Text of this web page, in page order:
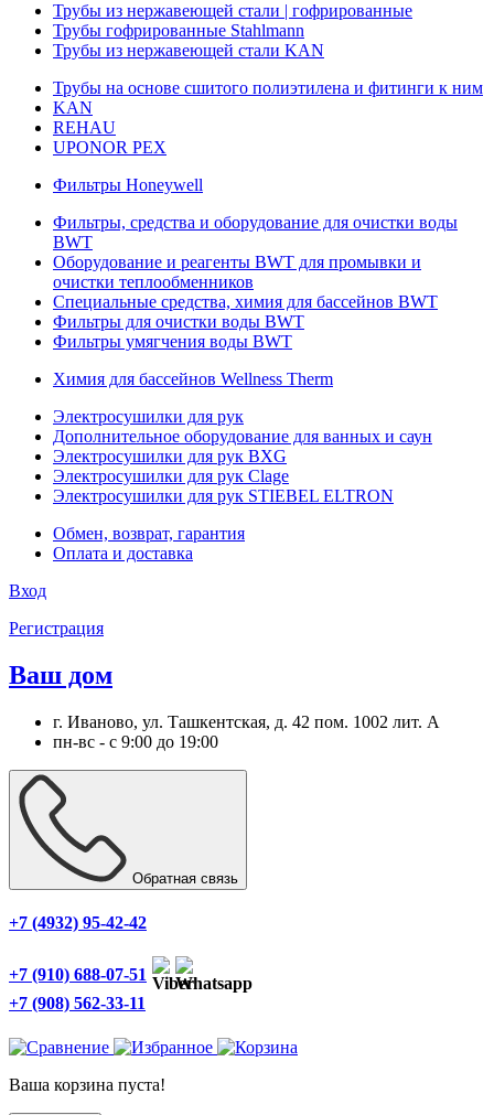
Трубы из нержавеющей стали | гофрированные
Трубы гофрированные Stahlmann
Трубы из нержавеющей стали KAN
Трубы на основе сшитого полиэтилена и фитинги к ним
KAN
REHAU
UPONOR PEX
Фильтры Honeywell
Фильтры, средства и оборудование для очистки воды
BWT
Оборудование и реагенты BWT для промывки и
очистки теплообменников
Специальные средства, химия для бассейнов BWT
Фильтры для очистки воды BWT
Фильтры умягчения воды BWT
Химия для бассейнов Wellness Therm
Электросушилки для рук
Дополнительное оборудование для ванных и саун
Электросушилки для рук BXG
Электросушилки для рук Clage
Электросушилки для рук STIEBEL ELTRON
Обмен, возврат, гарантия
Оплата и доставка
Вход
Регистрация
Ваш дом
г. Иваново, ул. Ташкентская, д. 42 пом. 1002 лит. А
пн-вс - с 9:00 до 19:00
Обратная связь
+7 (4932) 95-42-42
+7 (910) 688-07-51
+7 (908) 562-33-11
Ваша корзина пуста!